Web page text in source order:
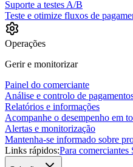
Suporte a testes A/B
Teste e otimize fluxos de
Operações
Gerir e monitorizar
Painel do comerciante
Análise e controlo de
Relatórios e informações
Acompanhe o desempenho em
Alertas e monitorização
Mantenha-se informado sobre
Links rápidos:Para comerciantes